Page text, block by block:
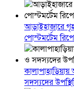
আড়াইহাজারে
পোস্টমর্টেম
সদস্যদের